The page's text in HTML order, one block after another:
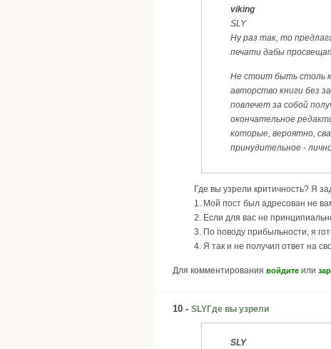
viking
SLY
Ну раз так, то
печати дабы
Не стоит быть столь
авторство книги без
повлечет за собой
окончательное
которые, вероятно,
принудительное -
Где вы узрели критичность? Я
1. Мой пост был адресован не
2. Если для вас не
3. По поводу прибыльности, я
4. Я так и не получил ответ на
Для комментирования войдите или
10 - SLYГде вы узрели
SLY